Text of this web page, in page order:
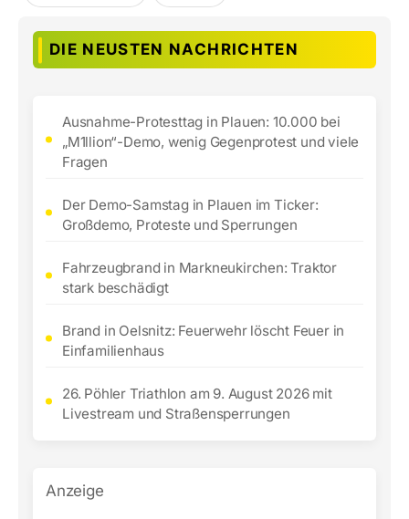
DIE NEUSTEN NACHRICHTEN
Ausnahme-Protesttag in Plauen: 10.000 bei
„M1llion“-Demo, wenig Gegenprotest und viele
Fragen
Der Demo-Samstag in Plauen im Ticker:
Großdemo, Proteste und Sperrungen
Fahrzeugbrand in Markneukirchen: Traktor
stark beschädigt
Brand in Oelsnitz: Feuerwehr löscht Feuer in
Einfamilienhaus
26. Pöhler Triathlon am 9. August 2026 mit
Livestream und Straßensperrungen
Anzeige